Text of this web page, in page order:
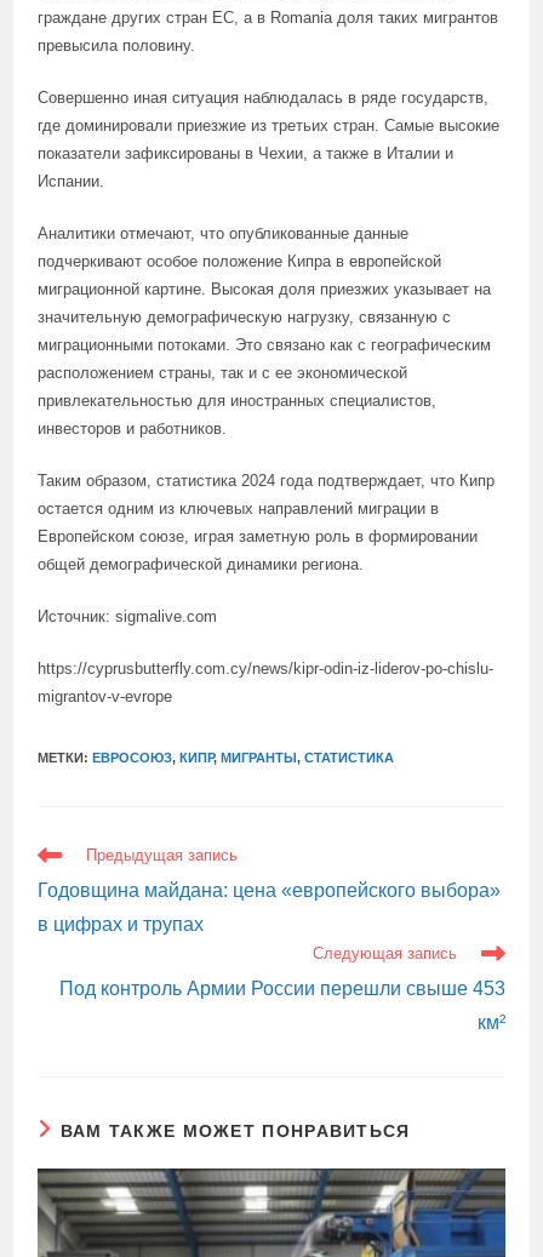
граждане других стран ЕС, а в Romania доля таких мигрантов
превысила половину.
Совершенно иная ситуация наблюдалась в ряде государств,
где доминировали приезжие из третьих стран. Самые высокие
показатели зафиксированы в Чехии, а также в Италии и
Испании.
Аналитики отмечают, что опубликованные данные
подчеркивают особое положение Кипра в европейской
миграционной картине. Высокая доля приезжих указывает на
значительную демографическую нагрузку, связанную с
миграционными потоками. Это связано как с географическим
расположением страны, так и с ее экономической
привлекательностью для иностранных специалистов,
инвесторов и работников.
Таким образом, статистика 2024 года подтверждает, что Кипр
остается одним из ключевых направлений миграции в
Европейском союзе, играя заметную роль в формировании
общей демографической динамики региона.
Источник: sigmalive.com
https://cyprusbutterfly.com.cy/news/kipr-odin-iz-liderov-po-chislu-
migrantov-v-evrope
МЕТКИ:ЕВРОСОЮЗ, КИПР, МИГРАНТЫ, СТАТИСТИКА
ЕЩЕ
СТАТЬИ
Предыдущая запись
Годовщина майдана: цена «европейского выбора»
в цифрах и трупах
Следующая запись
Под контроль Армии России перешли свыше 453
км²
ВАМ ТАКЖЕ МОЖЕТ ПОНРАВИТЬСЯ